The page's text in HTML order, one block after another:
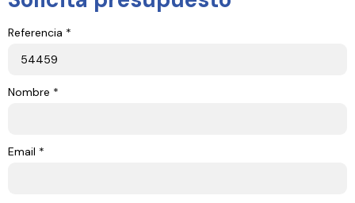
Referencia *
Nombre *
Email *